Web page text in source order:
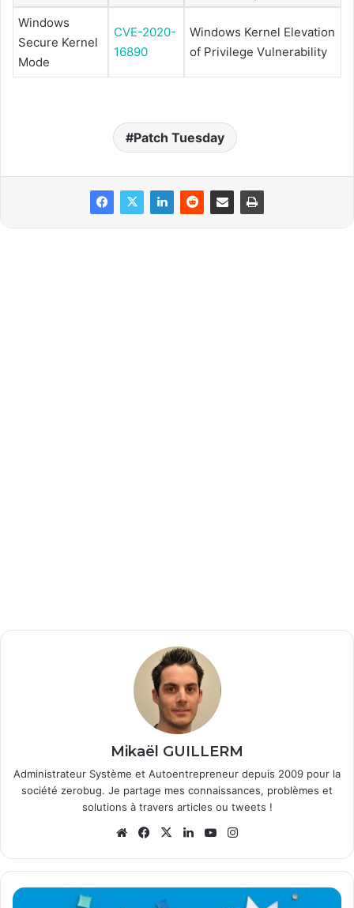
Windows
Secure Kernel
Mode
CVE-2020-
16890
Windows Kernel Elevation
of Privilege Vulnerability
Patch Tuesday
Mikaël GUILLERM
Administrateur Système et Autoentrepreneur depuis 2009 pour la
société zerobug. Je partage mes connaissances, problèmes et
solutions à travers articles ou tweets !
WebsiteFacebook
X LinkedinYouTube
Les